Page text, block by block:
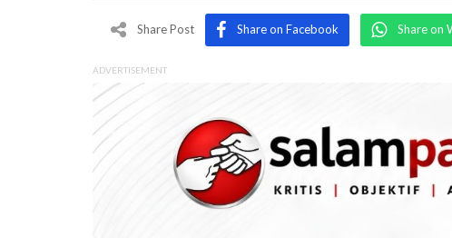
Share Post Share on Facebook Share on
ADVERTISEMENT